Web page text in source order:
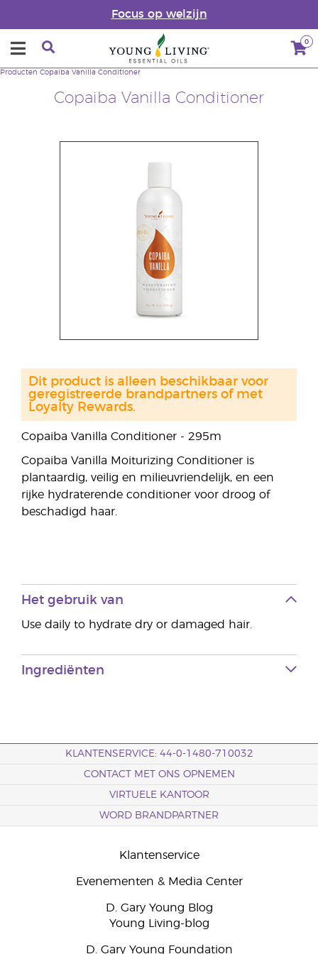
Focus op welzijn
0
Copaiba Vanilla Conditioner
Producten Copaiba Vanilla Conditioner
Copaiba Vanilla Conditioner - 295m
Copaiba Vanilla Moiturizing Conditioner is
plantaardig, veilig en milieuvriendelijk, en een
rijke hydraterende conditioner voor droog of
beschadigd haar.
Dit product is alleen beschikbaar voor
geregistreerde brandpartners of met
Loyalty Rewards.
Het gebruik van
Use daily to hydrate dry or damaged hair.
Ingrediënten
KLANTENSERVICE: 44-0-1480-710032
CONTACT MET ONS OPNEMEN
VIRTUELE KANTOOR
WORD BRANDPARTNER
Klantenservice
Evenementen & Media Center
D. Gary Young Blog
Young Living-blog
D. Gary Young Foundation